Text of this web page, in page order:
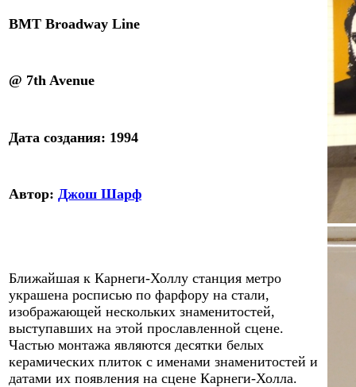
BMT Broadway Line
@ 7th Avenue
Дата создания: 1994
Автор: Джош Шарф
Ближайшая к Карнеги-Холлу станция метро
украшена росписью по фарфору на стали,
изображающей нескольких знаменитостей,
выступавших на этой прославленной сцене.
Частью монтажа являются десятки белых
керамических плиток с именами знаменитостей и
датами их появления на сцене Карнеги-Холла.